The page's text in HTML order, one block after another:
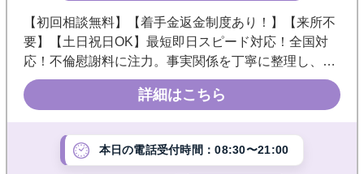
【初回相談無料】【着手金返金制度あり！】【来所不
要】【土日祝日OK】最短即日スピード対応！全国対
応！不倫慰謝料に注力。事実関係を丁寧に整理し、状
況に応じた最適な解決をご提案します。わかりやすい
説明と冷静な対応で、安心してご相談いただけます。
詳細はこちら
本日の電話受付時間：08:30〜21:00